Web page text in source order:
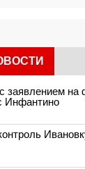
на
Инфантино